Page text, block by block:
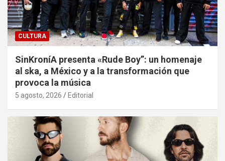
CULTURA
SinKroníA presenta «Rude Boy”: un homenaje
al ska, a México y a la transformación que
provoca la música
5 agosto, 2026 Editorial